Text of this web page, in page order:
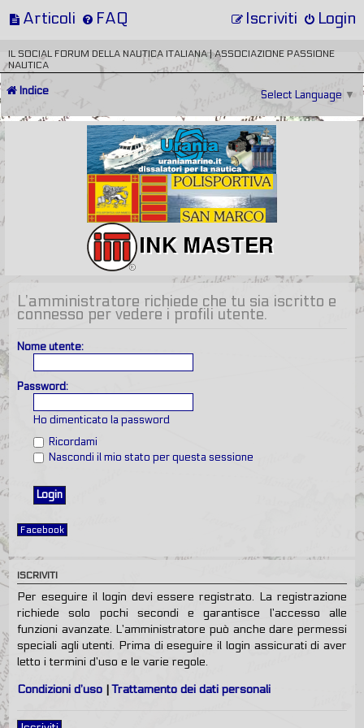
Articoli FAQ Login
Iscriviti
IL SOCIAL FORUM DELLA NAUTICA ITALIANA | ASSOCIAZIONE PASSIONE
NAUTICA
Indice Select Language ▼
L’amministratore richiede che tu sia iscritto e
connesso per vedere i profili utente.
Nome utente:
Password:
Ho dimenticato la password
Ricordami
Nascondi il mio stato per questa sessione
Facebook
ISCRIVITI
Per eseguire il login devi essere registrato. La registrazione
richiede solo pochi secondi e garantisce l’accesso alle
funzioni avanzate. L’amministratore può anche dare permessi
speciali agli utenti. Prima di eseguire il login assicurati di aver
letto i termini d’uso e le varie regole.
Condizioni d’uso |Trattamento dei dati personali